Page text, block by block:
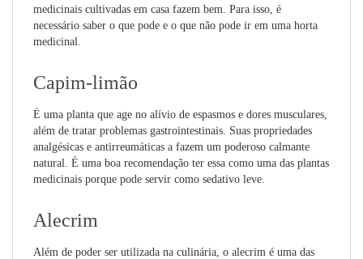
medicinais cultivadas em casa fazem bem. Para isso, é
necessário saber o que pode e o que não pode ir em uma horta
medicinal.
Capim-limão
É uma planta que age no alívio de espasmos e dores musculares,
além de tratar problemas gastrointestinais. Suas propriedades
analgésicas e antirreumáticas a fazem um poderoso calmante
natural. É uma boa recomendação ter essa como uma das plantas
medicinais porque pode servir como sedativo leve.
Alecrim
Além de poder ser utilizada na culinária, o alecrim é uma das